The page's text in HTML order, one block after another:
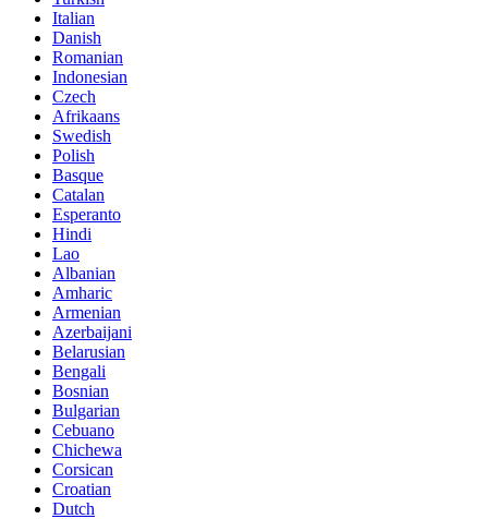
Italian
Danish
Romanian
Indonesian
Czech
Afrikaans
Swedish
Polish
Basque
Catalan
Esperanto
Hindi
Lao
Albanian
Amharic
Armenian
Azerbaijani
Belarusian
Bengali
Bosnian
Bulgarian
Cebuano
Chichewa
Corsican
Croatian
Dutch